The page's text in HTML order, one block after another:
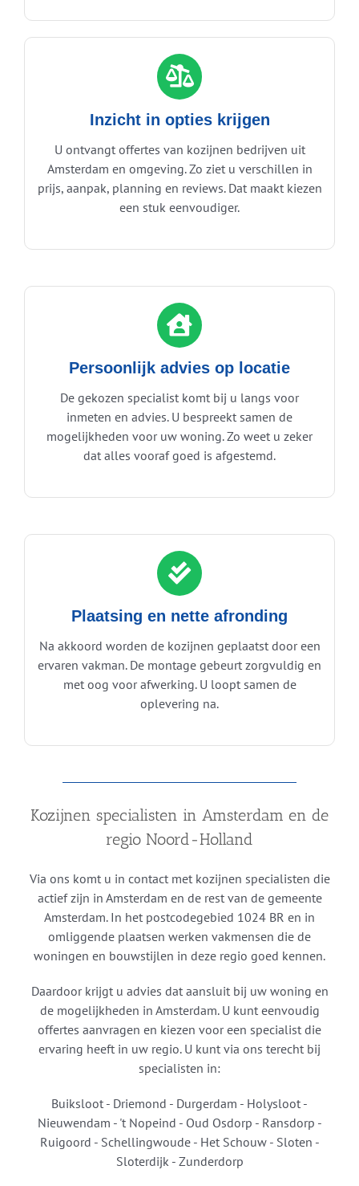
Inzicht in opties krijgen
U ontvangt offertes van kozijnen bedrijven uit
Amsterdam en omgeving. Zo ziet u verschillen in
prijs, aanpak, planning en reviews. Dat maakt kiezen
een stuk eenvoudiger.
Persoonlijk advies op locatie
De gekozen specialist komt bij u langs voor
inmeten en advies. U bespreekt samen de
mogelijkheden voor uw woning. Zo weet u zeker
dat alles vooraf goed is afgestemd.
Plaatsing en nette afronding
Na akkoord worden de kozijnen geplaatst door een
ervaren vakman. De montage gebeurt zorgvuldig en
met oog voor afwerking. U loopt samen de
oplevering na.
Kozijnen specialisten in Amsterdam en de
regio Noord-Holland
Via ons komt u in contact met kozijnen specialisten die
actief zijn in Amsterdam en de rest van de gemeente
Amsterdam. In het postcodegebied 1024 BR en in
omliggende plaatsen werken vakmensen die de
woningen en bouwstijlen in deze regio goed kennen.
Daardoor krijgt u advies dat aansluit bij uw woning en
de mogelijkheden in Amsterdam. U kunt eenvoudig
offertes aanvragen en kiezen voor een specialist die
ervaring heeft in uw regio. U kunt via ons terecht bij
specialisten in:
Buiksloot - Driemond - Durgerdam - Holysloot -
Nieuwendam - 't Nopeind - Oud Osdorp - Ransdorp -
Ruigoord - Schellingwoude - Het Schouw - Sloten -
Sloterdijk - Zunderdorp